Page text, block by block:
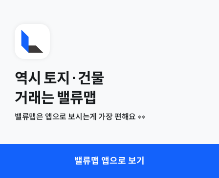
역시 토지·건물
거래는 밸류맵
밸류맵은 앱으로 보시는게 가장 편해요 👀
밸류맵 앱으로 보기